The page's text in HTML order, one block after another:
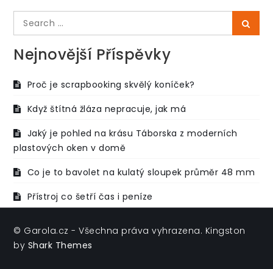
Search
for:
Nejnovější Příspěvky
Proč je scrapbooking skvělý koníček?
Když štítná žláza nepracuje, jak má
Jaký je pohled na krásu Táborska z moderních
plastových oken v domě
Co je to bavolet na kulatý sloupek průměr 48 mm
Přístroj co šetří čas i peníze
© Garola.cz - Všechna práva vyhrazena. Kingston
by Shark Themes